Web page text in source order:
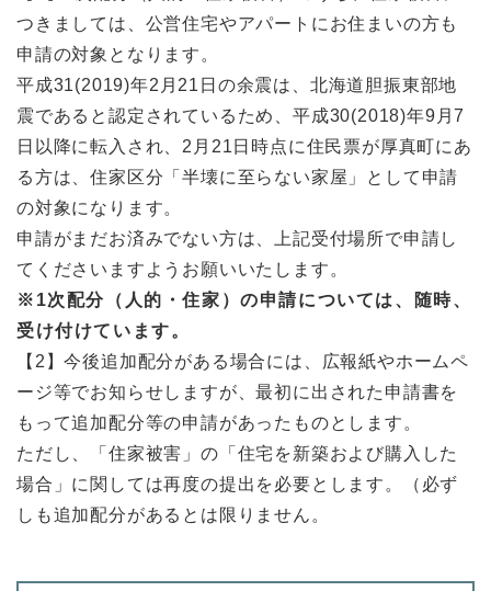
つきましては、公営住宅やアパートにお住まいの方も
申請の対象となります。
平成31(2019)年2月21日の余震は、北海道胆振東部地
震であると認定されているため、平成30(2018)年9月7
日以降に転入され、2月21日時点に住民票が厚真町にあ
る方は、住家区分「半壊に至らない家屋」として申請
の対象になります。
申請がまだお済みでない方は、上記受付場所で申請し
てくださいますようお願いいたします。
※1次配分（人的・住家）の申請については、随時、
受け付けています。
【2】今後追加配分がある場合には、広報紙やホームペ
ージ等でお知らせしますが、最初に出された申請書を
もって追加配分等の申請があったものとします。
ただし、「住家被害」の「住宅を新築および購入した
場合」に関しては再度の提出を必要とします。（必ず
しも追加配分があるとは限りません。